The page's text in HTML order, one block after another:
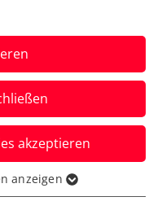
in der
verliert in
nach
akzeptieren
anzeigen